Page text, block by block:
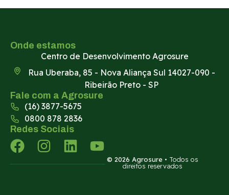
Onde estamos
Centro de Desenvolvimento Agrosure
Rua Uberaba, 85 - Nova Aliança Sul 14027-090 -
Ribeirão Preto - SP
Fale com a Agrosure
(16) 3877-5675
0800 878 2836
Redes Sociais
© 2026 Agrosure • Todos os
direitos reservados